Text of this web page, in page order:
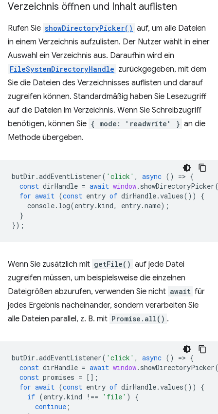
Verzeichnis öffnen und Inhalt auflisten
Rufen Sie showDirectoryPicker() auf, um alle Dateien
in einem Verzeichnis aufzulisten. Der Nutzer wählt in einer
Auswahl ein Verzeichnis aus. Daraufhin wird ein
FileSystemDirectoryHandle zurückgegeben, mit dem
Sie die Dateien des Verzeichnisses auflisten und darauf
zugreifen können. Standardmäßig haben Sie Lesezugriff
auf die Dateien im Verzeichnis. Wenn Sie Schreibzugriff
benötigen, können Sie { mode: 'readwrite' } an die
Methode übergeben.
butDir .addEventListener( 'click' , async () => {
const dirHandle = await window. showDirectoryPicker
for await (const entry of dirHandle.values())
{
console. log(entry.kind, entry.name);
}
});
Wenn Sie zusätzlich mit getFile() auf jede Datei
zugreifen müssen, um beispielsweise die einzelnen
Dateigrößen abzurufen, verwenden Sie nicht await für
jedes Ergebnis nacheinander, sondern verarbeiten Sie
alle Dateien parallel, z. B. mit Promise.all() .
butDir .addEventListener( 'click' , async () => {
const dirHandle = await window. showDirectoryPicker
const promises = [];
for await (const entry of dirHandle.values())
{
if (entry.kind !== 'file' )
{
continue ;